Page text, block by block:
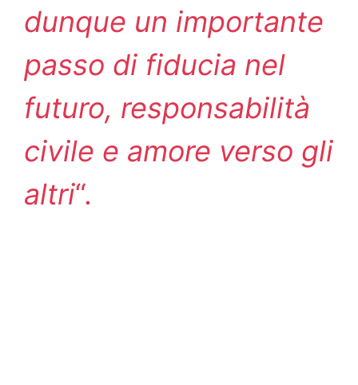
dunque un importante
passo di fiducia nel
futuro, responsabilità
civile e amore verso gli
altri“.